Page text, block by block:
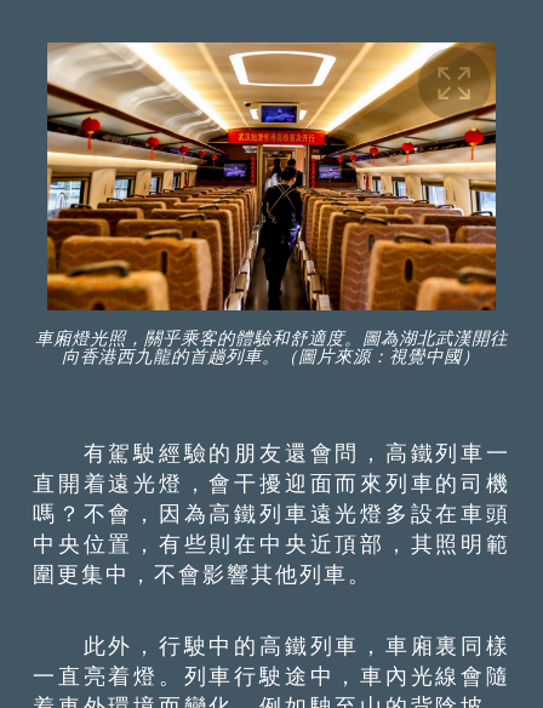
車廂燈光照，關乎乘客的體驗和舒適度。圖為湖北武漢開往
向香港西九龍的首趟列車。（圖片來源：視覺中國）
有駕駛經驗的朋友還會問，高鐵列車一
直開着遠光燈，會干擾迎面而來列車的司機
嗎？不會，因為高鐵列車遠光燈多設在車頭
中央位置，有些則在中央近頂部，其照明範
圍更集中，不會影響其他列車。
此外，行駛中的高鐵列車，車廂裏同樣
一直亮着燈。列車行駛途中，車內光線會隨